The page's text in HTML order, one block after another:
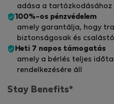
adása a tartózkodásához
100%-os pénzvédelem
amely garantálja, hogy
biztonságosak és
Heti 7 napos támogatás
amely a bérlés teljes
rendelkezésére áll
Stay Benefits*